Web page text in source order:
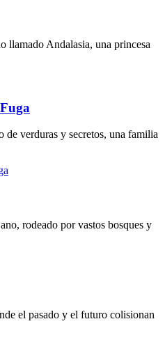
llamado Andalasia, una princesa
verduras y secretos, una familia
rodeado por vastos bosques y
el pasado y el futuro colisionan